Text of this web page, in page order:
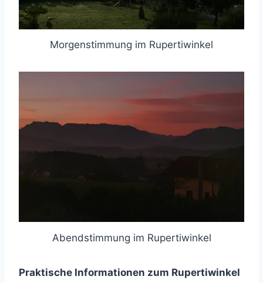
Morgenstimmung im Rupertiwinkel
Abendstimmung im Rupertiwinkel
Praktische Informationen zum Rupertiwinkel